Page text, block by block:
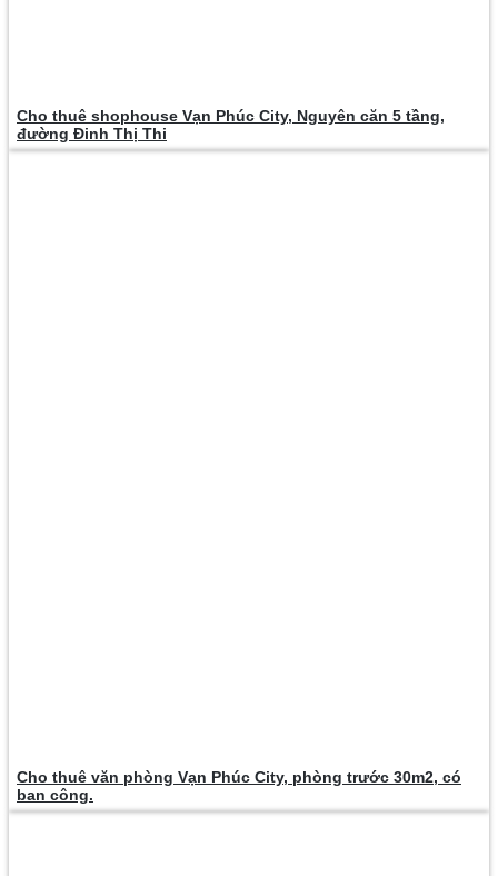
Cho thuê shophouse Vạn Phúc City, Nguyên căn 5 tầng,
đường Đinh Thị Thi
Cho thuê văn phòng Vạn Phúc City, phòng trước 30m2, có
ban công.